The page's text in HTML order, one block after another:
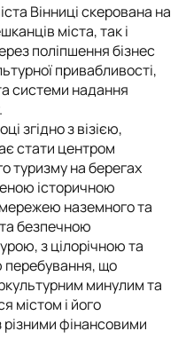
Вінниці скерована на
міста, так і
поліпшення бізнес
привабливості,
системи надання
згідно з візією,
стати центром
туризму на берегах
історичною
наземного та
безпечною
з цілорічною та
перебування, що
минулим та
містом і його
фінансовими